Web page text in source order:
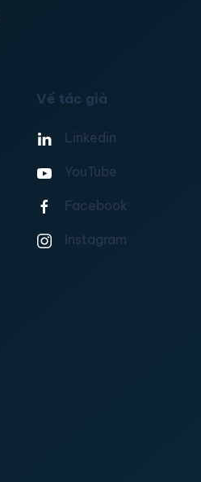
Về tác giả
Linkedin
YouTube
Facebook
Instagram